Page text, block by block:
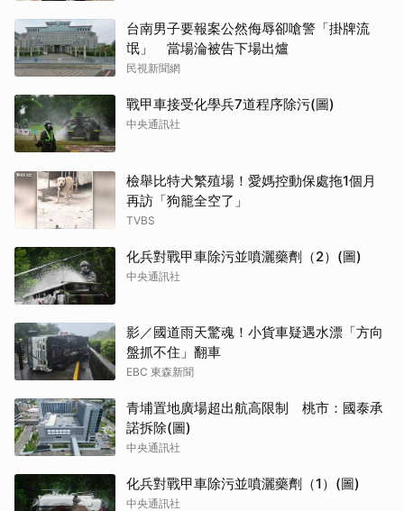
台南男子要報案公然侮辱卻嗆警「掛牌流
氓」 當場淪被告下場出爐
民視新聞網
戰甲車接受化學兵7道程序除污(圖)
中央通訊社
檢舉比特犬繁殖場！愛媽控動保處拖1個月
再訪「狗籠全空了」
TVBS
化兵對戰甲車除污並噴灑藥劑（2）(圖)
中央通訊社
影／國道雨天驚魂！小貨車疑遇水漂「方向
盤抓不住」翻車
EBC 東森新聞
青埔置地廣場超出航高限制 桃市：國泰承
諾拆除(圖)
中央通訊社
化兵對戰甲車除污並噴灑藥劑（1）(圖)
中央通訊社